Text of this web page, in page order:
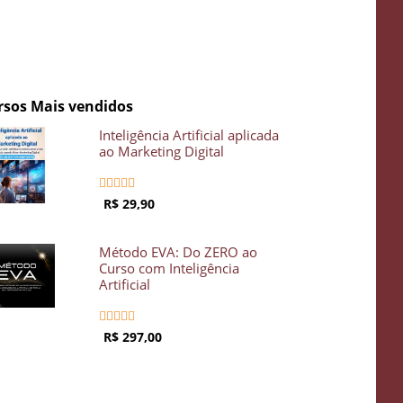
Mais vendidos
Inteligência Artificial aplicada
ao Marketing Digital
    
R$ 29,90
Método EVA: Do ZERO ao
Curso com Inteligência
Artificial
    
R$ 297,00